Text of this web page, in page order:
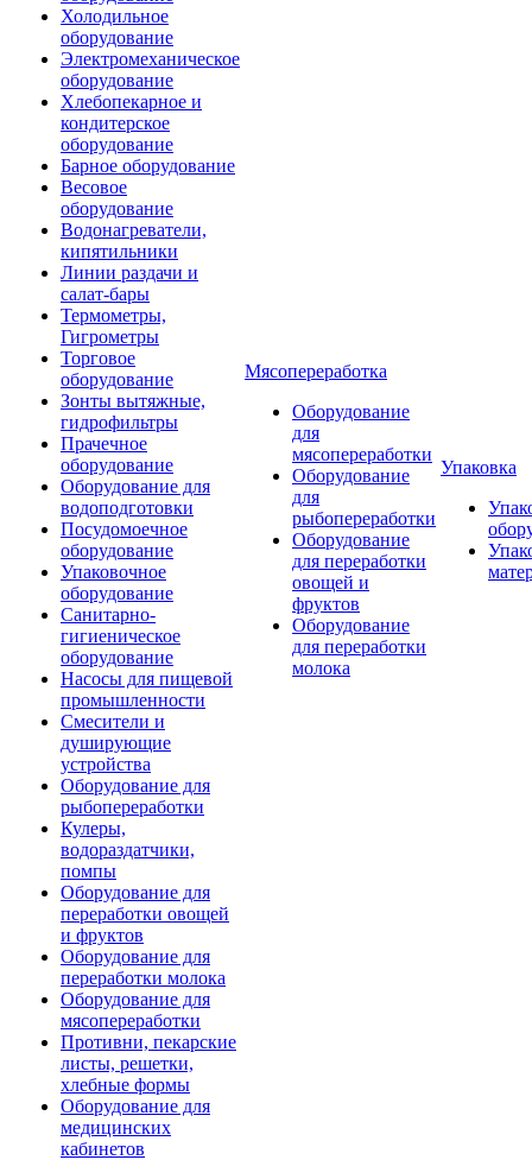
Холодильное
оборудование
Электромеханическое
оборудование
Хлебопекарное и
кондитерское
оборудование
Барное оборудование
Весовое
оборудование
Водонагреватели,
кипятильники
Линии раздачи и
салат-бары
Термометры,
Гигрометры
Торговое
оборудование
Зонты вытяжные,
гидрофильтры
Прачечное
оборудование
Оборудование для
водоподготовки
Посудомоечное
оборудование
Упаковочное
оборудование
Санитарно-
гигиеническое
оборудование
Насосы для пищевой
промышленности
Смесители и
душирующие
устройства
Оборудование для
рыбопереработки
Кулеры,
водораздатчики,
помпы
Оборудование для
переработки овощей
и фруктов
Оборудование для
переработки молока
Оборудование для
мясопереработки
Противни, пекарские
листы, решетки,
хлебные формы
Оборудование для
медицинских
кабинетов
Мясопереработка
Оборудование
для
мясопереработки
Оборудование
для
рыбопереработки
Оборудование
для переработки
овощей и
фруктов
Оборудование
для переработки
молока
Упаковка